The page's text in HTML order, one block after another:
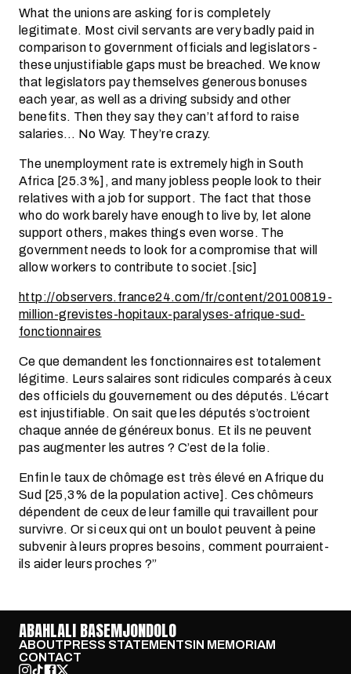
What the unions are asking for is completely
legitimate. Most civil servants are very badly paid in
comparison to government officials and legislators -
these unjustifiable gaps must be breached. We know
that legislators pay themselves generous bonuses
each year, as well as a driving subsidy and other
benefits. Then they say they can’t afford to raise
salaries… No Way. They’re crazy.
The unemployment rate is extremely high in South
Africa [25.3%], and many jobless people look to their
relatives with a job for support. The fact that those
who do work barely have enough to live by, let alone
support others, makes things even worse. The
government needs to look for a compromise that will
allow workers to contribute to societ.[sic]
http://observers.france24.com/fr/content/20100819-
million-grevistes-hopitaux-paralyses-afrique-sud-
fonctionnaires
Ce que demandent les fonctionnaires est totalement
légitime. Leurs salaires sont ridicules comparés à ceux
des officiels du gouvernement ou des députés. L’écart
est injustifiable. On sait que les députés s’octroient
chaque année de généreux bonus. Et ils ne peuvent
pas augmenter les autres ? C’est de la folie.
Enfin le taux de chômage est très élevé en Afrique du
Sud [25,3% de la population active]. Ces chômeurs
dépendent de ceux de leur famille qui travaillent pour
survivre. Or si ceux qui ont un boulot peuvent à peine
subvenir à leurs propres besoins, comment pourraient-
ils aider leurs proches ?”
ABAHLALI BASEMJONDOLO
ABOUTPRESS STATEMENTSIN MEMORIAM
CONTACT